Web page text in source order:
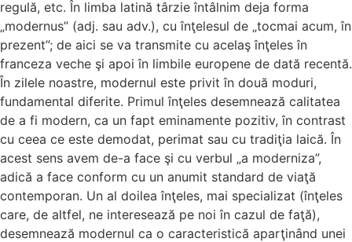
regulă, etc. În limba latină târzie întâlnim deja forma
„modernus” (adj. sau adv.), cu înţelesul de „tocmai acum, în
prezent”; de aici se va transmite cu acelaş înţeles în
franceza veche şi apoi în limbile europene de dată recentă.
În zilele noastre, modernul este privit în două moduri,
fundamental diferite. Primul înţeles desemnează calitatea
de a fi modern, ca un fapt eminamente pozitiv, în contrast
cu ceea ce este demodat, perimat sau cu tradiţia laică. În
acest sens avem de-a face şi cu verbul „a moderniza”,
adică a face conform cu un anumit standard de viaţă
contemporan. Un al doilea înţeles, mai specializat (înţeles
care, de altfel, ne interesează pe noi în cazul de faţă),
desemnează modernul ca o caracteristică aparţinând unei